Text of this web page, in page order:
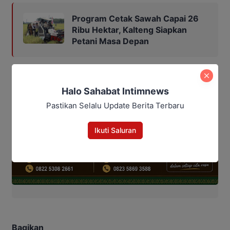
Program Cetak Sawah Capai 26
Ribu Hektar, Kalteng Siapkan
Petani Masa Depan
Bagikan
Halo Sahabat Intimnews
Pastikan Selalu Update Berita Terbaru
Ikuti Saluran